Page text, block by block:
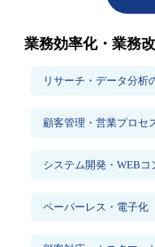
業務効率化・業務
リサーチ・データ分析
顧客管理・営業プロセ
システム開発・WEB
ペーパーレス・電子化